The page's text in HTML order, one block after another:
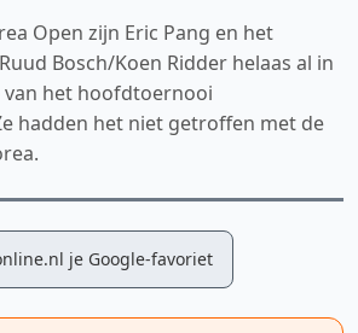
Open zijn Eric Pang en het
Bosch/Koen Ridder helaas al in
van het hoofdtoernooi
hadden het niet getroffen met de
je Google-favoriet